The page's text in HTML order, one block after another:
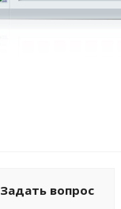
Задать вопрос